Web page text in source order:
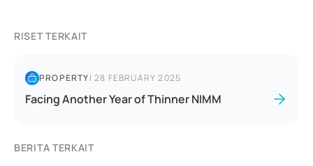
RISET TERKAIT
PROPERTY|28 FEBRUARY 2025
Facing Another Year of Thinner NIMM
BERITA TERKAIT